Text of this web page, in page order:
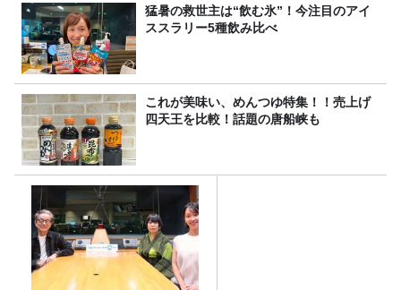
猛暑の救世主は“飲む氷”！今注目のアイ
ススラリー5種飲み比べ
これが美味い、めんつゆ特集！！売上げ
四天王を比較！話題の唐船峡も